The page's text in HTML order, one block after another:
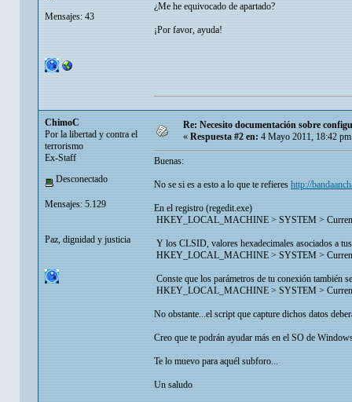
Mensajes: 43
¿Me he equivocado de apartado?
¡Por favor, ayuda!
ChimoC
Por la libertad y contra el
terrorismo
Ex-Staff
Desconectado
Mensajes: 5.129
Paz, dignidad y justicia
Re: Necesito documentación sobre
«Respuesta #2 en:4 Mayo 2011, 18:42
Buenas:
No se si es a esto a lo que te refiereshttp://
En el registro (regedit.exe)
HKEY_LOCAL_MACHINE > SYSTEM >
Y los CLSID, valores hexadecimales asociados a
HKEY_LOCAL_MACHINE > SYSTEM >
Conste que los parámetros de tu conexión también
HKEY_LOCAL_MACHINE > SYSTEM >
No obstante...el script que capture dichos datos
Creo que te podrán ayudar más en el SO de
Te lo muevo para aquél subforo...
Un saludo